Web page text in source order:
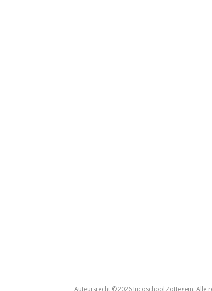
Auteursrecht © 2026 Judoschool Zottegem. Alle